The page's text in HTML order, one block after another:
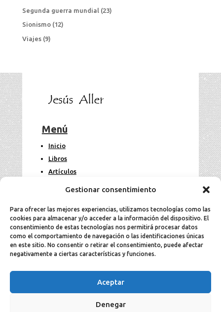
Gestionar consentimiento
Para ofrecer las mejores experiencias, utilizamos tecnologías como las
cookies para almacenar y/o acceder a la información del dispositivo. El
consentimiento de estas tecnologías nos permitirá procesar datos
como el comportamiento de navegación o las identificaciones únicas
en este sitio. No consentir o retirar el consentimiento, puede afectar
negativamente a ciertas características y funciones.
Aceptar
Denegar
Segunda guerra mundial (23)
Sionismo(12)
Viajes(9)
Menú
Inicio
Libros
Artículos
Legal
Aviso Legal
Política de privacidad